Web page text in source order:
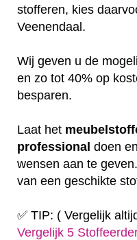
stofferen, kies
Veenendaal.
Wij geven u de
en zo tot 40% op
besparen.
Laat het
professional doen
wensen aan te
van een geschikte
✅ TIP: ( Vergelijk
Vergelijk 5